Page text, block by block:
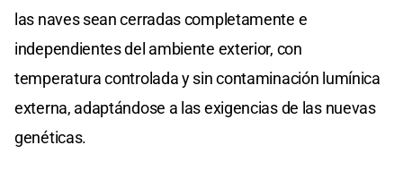
las naves sean cerradas completamente e
independientes del ambiente exterior, con
temperatura controlada y sin contaminación lumínica
externa, adaptándose a las exigencias de las nuevas
genéticas.